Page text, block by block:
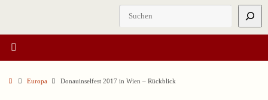
StartEuropa Donauinselfest 2017 in Wien – Rückblick